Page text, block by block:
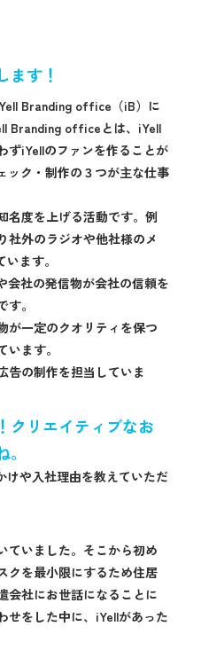
ます！
Branding office（iB）に
Branding officeとは、iYell
ずiYellのファンを作ることが
ック・制作の３つが主な仕事
名度を上げる活動です。例
社外のラジオや他社様のメ
ます。
会社の発信物が会社の信頼を
。
が一定のクオリティを保つ
ます。
告の制作を担当していま
クリエイティブなお
けや入社理由を教えていただ
ていました。そこから初め
クを最小限にするため住居
会社にお世話になることに
せをした中に、iYellがあった